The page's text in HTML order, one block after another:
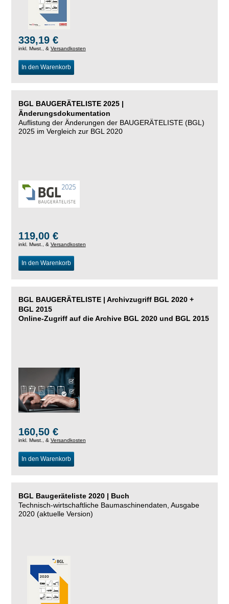
339,19 €
inkl. Mwst., & Versandkosten
In den Warenkorb
BGL BAUGERÄTELISTE 2025 |
Änderungsdokumentation
Auflistung der Änderungen der BAUGERÄTELISTE (BGL)
2025 im Vergleich zur BGL 2020
119,00 €
inkl. Mwst., & Versandkosten
In den Warenkorb
BGL BAUGERÄTELISTE | Archivzugriff BGL 2020 +
BGL 2015
Online-Zugriff auf die Archive BGL 2020 und BGL 2015
160,50 €
inkl. Mwst., & Versandkosten
In den Warenkorb
BGL Baugeräteliste 2020 | Buch
Technisch-wirtschaftliche Baumaschinendaten, Ausgabe
2020 (aktuelle Version)